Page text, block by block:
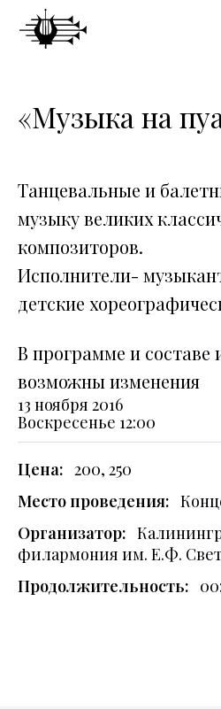
«Музыка на
Танцевальные и
музыку великих
композиторов.
Исполнители-
детские
В программе и составе
возможны изменения
13 ноября 2016
Воскресенье 12:00
Цена: 200, 250
Место проведения:
Организатор:
филармония им. Е.Ф.
Продолжительность: